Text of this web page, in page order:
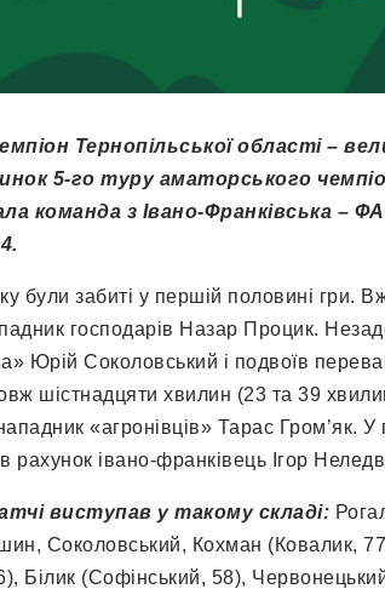
Тернопільської області –
5-го туру аматорського
команда з Івано-Франківська –
були забиті у першій половині гри.
господарів Назар Процик.
Юрій Соколовський і подвоїв
шістнадцяти хвилин (23 та 39
«агронівців» Тарас Гром’як.
рахунок івано-франківець Ігор
виступав у такому складі:
Соколовський, Кохман (Ковалик,
Білик (Софінський, 58),